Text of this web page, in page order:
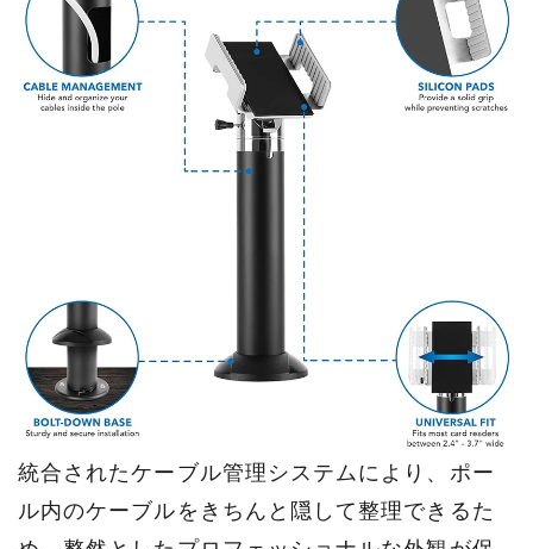
統合されたケーブル管理システムにより、ポー
ル内のケーブルをきちんと隠して整理できるた